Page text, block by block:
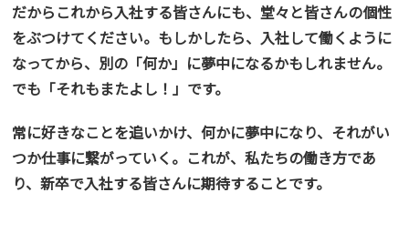
だからこれから入社する皆さんにも、堂々と皆さんの個性
をぶつけてください。もしかしたら、入社して働くように
なってから、別の「何か」に夢中になるかもしれません。
でも「それもまたよし！」です。
常に好きなことを追いかけ、何かに夢中になり、それがい
つか仕事に繋がっていく。これが、私たちの働き方であ
り、新卒で入社する皆さんに期待することです。